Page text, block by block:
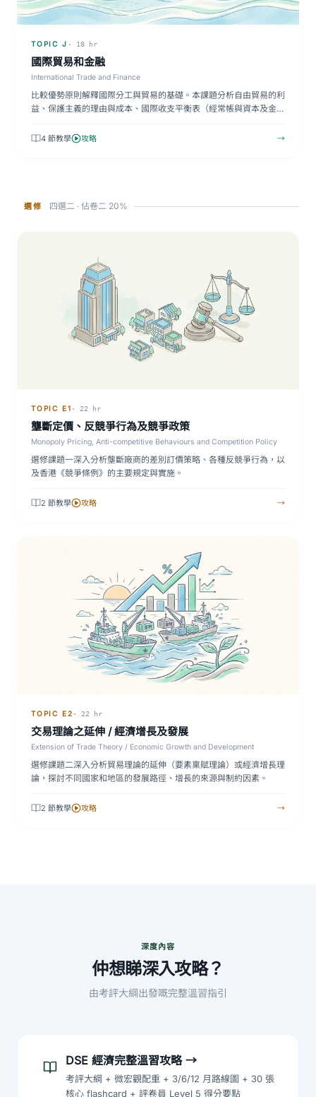
TOPIC J · 18 hr
國際貿易和金融
International Trade and Finance
比較優勢原則解釋國際分工與貿易的基礎。本課題分析自由貿易的利
益、保護主義的理由與成本、國際收支平衡表（經常帳與資本及金
4 節教學 攻略 →
選修 四選二 · 佔卷二 20%
TOPIC E1 · 22 hr
壟斷定價、反競爭行為及競爭政策
Monopoly Pricing, Anti-competitive Behaviours and Competition Policy
選修課題一深入分析壟斷廠商的差別訂價策略、各種反競爭行為，以
及香港《競爭條例》的主要規定與實施。
2 節教學 攻略 →
TOPIC E2 · 22 hr
交易理論之延伸 / 經濟增長及發展
Extension of Trade Theory / Economic Growth and Development
選修課題二深入分析貿易理論的延伸（要素稟賦理論）或經濟增長理
論，探討不同國家和地區的發展路徑、增長的來源與制約因素。
2 節教學 攻略 →
深度內容
仲想睇深入攻略？
由考評大綱出發嘅完整溫習指引
DSE 經濟完整溫習攻略 →
考評大綱 + 微宏觀配重 + 3/6/12 月路線圖 + 30 張
核心 flashcard + 評卷員 Level 5 得分要點